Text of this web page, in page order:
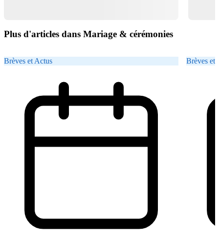
Plus d'articles dans Mariage & cérémonies
Brèves et Actus Brèves et